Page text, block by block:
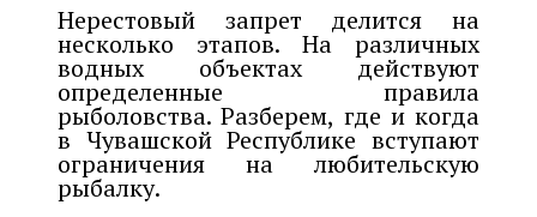
Нерестовый запрет делится на
несколько этапов. На различных
водных объектах действуют
определенные правила
рыболовства. Разберем, где и когда
в Чувашской Республике вступают
ограничения на любительскую
рыбалку.